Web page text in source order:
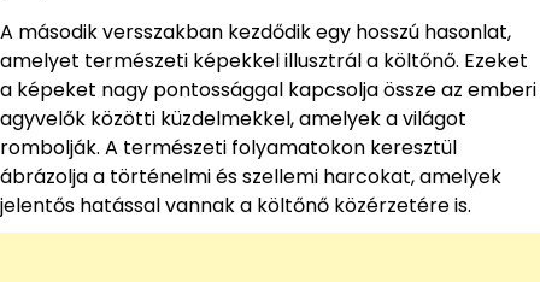
A második versszakban kezdődik egy hosszú hasonlat,
amelyet természeti képekkel illusztrál a költőnő. Ezeket
a képeket nagy pontossággal kapcsolja össze az emberi
agyvelők közötti küzdelmekkel, amelyek a világot
rombolják. A természeti folyamatokon keresztül
ábrázolja a történelmi és szellemi harcokat, amelyek
jelentős hatással vannak a költőnő közérzetére is.